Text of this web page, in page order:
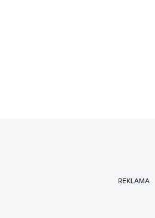
REKLAMA